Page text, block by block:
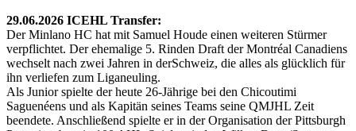
29.06.2026 ICEHL Transfer:
Der Minlano HC hat mit Samuel Houde einen weiteren Stürmer
verpflichtet. Der ehemalige 5. Rinden Draft der Montréal Canadiens
wechselt nach zwei Jahren in derSchweiz, die alles als glücklich für
ihn verliefen zum Liganeuling.
Als Junior spielte der heute 26-Jährige bei den Chicoutimi
Saguenéens und als Kapitän seines Teams seine QMJHL Zeit
beendete. Anschließend spielte er in der Organisation der Pittsburgh